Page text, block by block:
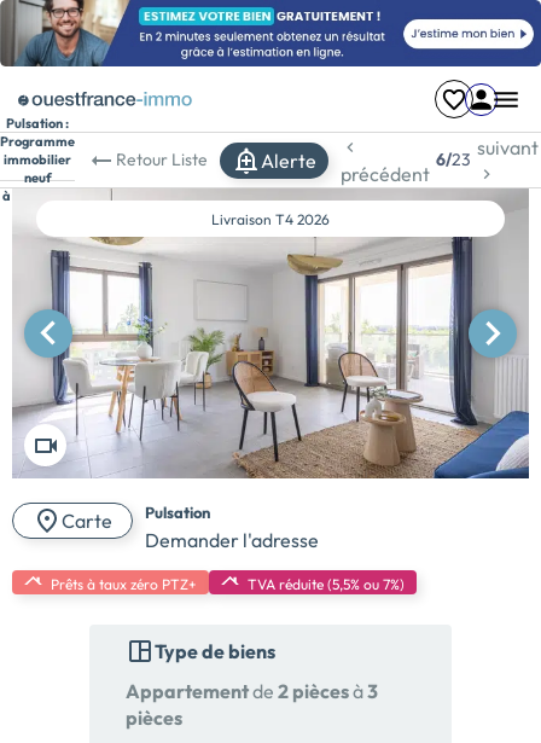
Pulsation :
Programme
immobilier
neuf
à Bordeaux
Retour Liste Alerte
précédent
6/23
suivant
Livraison T4 2026
Carte Pulsation
Demander l'adresse
Prêts à taux zéro PTZ+ TVA réduite (5,5% ou 7%)
Type de biens
Appartementde 2 piècesà3
pièces